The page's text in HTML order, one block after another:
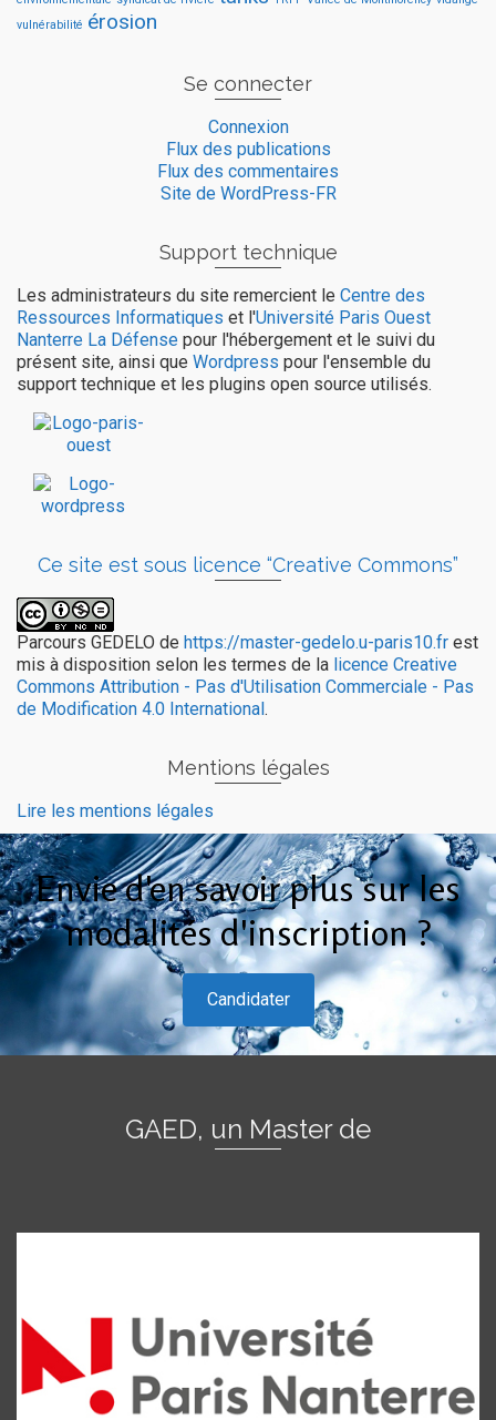
vulnérabilité érosion
Se connecter
Connexion
Flux des publications
Flux des commentaires
Site de WordPress-FR
Support technique
Les administrateurs du site remercient le Centre des
Ressources Informatiques et l'Université Paris Ouest
Nanterre La Défense pour l'hébergement et le suivi du
présent site, ainsi que Wordpress pour l'ensemble du
support technique et les plugins open source utilisés.
Ce site est sous licence “Creative Commons”
Parcours GEDELO de https://master-gedelo.u-paris10.fr est
mis à disposition selon les termes de la licence Creative
Commons Attribution - Pas d'Utilisation Commerciale - Pas
de Modification 4.0 International.
Mentions légales
Lire les mentions légales
Envie d'en savoir plus sur les
modalités d'inscription ?
Candidater
GAED, un Master de